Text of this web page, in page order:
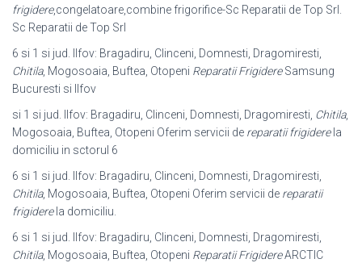
frigidere,congelatoare,combine frigorifice-Sc Reparatii de Top Srl.
Sc Reparatii de Top Srl
6 si 1 si jud. Ilfov: Bragadiru, Clinceni, Domnesti, Dragomiresti,
Chitila, Mogosoaia, Buftea, Otopeni Reparatii FrigidereSamsung
Bucuresti si Ilfov
si 1 si jud. Ilfov: Bragadiru, Clinceni, Domnesti, Dragomiresti, Chitila,
Mogosoaia, Buftea, Otopeni Oferim servicii de reparatii frigiderela
domiciliu in sctorul 6
6 si 1 si jud. Ilfov: Bragadiru, Clinceni, Domnesti, Dragomiresti,
Chitila, Mogosoaia, Buftea, Otopeni Oferim servicii de reparatii
frigiderela domiciliu.
6 si 1 si jud. Ilfov: Bragadiru, Clinceni, Domnesti, Dragomiresti,
Chitila, Mogosoaia, Buftea, Otopeni Reparatii FrigidereARCTIC